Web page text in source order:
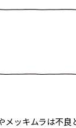
ッキムラは不